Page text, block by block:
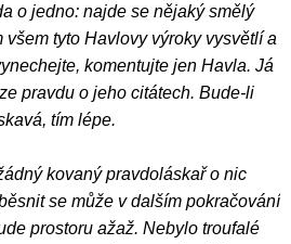
o jedno: najde se nějaký smělý
všem tyto Havlovy výroky vysvětlí a
komentujte jen Havla. Já
pravdu o jeho citátech. Bude-li
tím lépe.
kovaný pravdoláskař o nic
se může v dalším pokračování
prostoru ažaž. Nebylo troufalé